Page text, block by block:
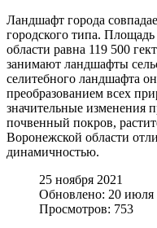
Ландшафт города
городского типа.
области равна 119 500
занимают ландшафты
селитебного ландшафта
преобразованием всех
значительные изменения
почвенный покров,
Воронежской области
динамичностью.
25 ноября 2021
Обновлено: 20 июля
Просмотров: 753